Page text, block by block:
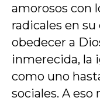
amorosos con
radicales en
obedecer a
inmerecida, la
como uno
sociales. A